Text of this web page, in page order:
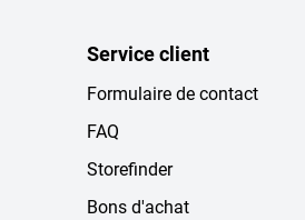
Service client
Formulaire de contact
FAQ
Storefinder
Bons d'achat